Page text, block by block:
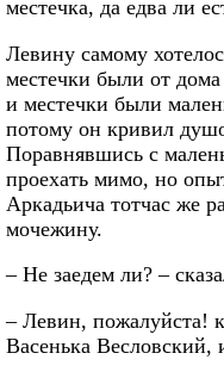
местечка, да едва ли
Левину самому
местечки были от дома
и местечки были
потому он кривил
Поравнявшись с
проехать мимо, но
Аркадьича тотчас же
мочежину.
– Не заедем ли? –
– Левин, пожалуйста!
Васенька Весловский,